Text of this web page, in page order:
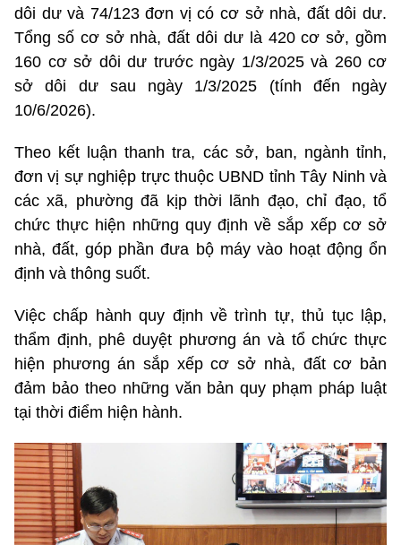
dôi dư và 74/123 đơn vị có cơ sở nhà, đất dôi dư.
Tổng số cơ sở nhà, đất dôi dư là 420 cơ sở, gồm
160 cơ sở dôi dư trước ngày 1/3/2025 và 260 cơ
sở dôi dư sau ngày 1/3/2025 (tính đến ngày
10/6/2026).
Theo kết luận thanh tra, các sở, ban, ngành tỉnh,
đơn vị sự nghiệp trực thuộc UBND tỉnh Tây Ninh và
các xã, phường đã kịp thời lãnh đạo, chỉ đạo, tổ
chức thực hiện những quy định về sắp xếp cơ sở
nhà, đất, góp phần đưa bộ máy vào hoạt động ổn
định và thông suốt.
Việc chấp hành quy định về trình tự, thủ tục lập,
thẩm định, phê duyệt phương án và tổ chức thực
hiện phương án sắp xếp cơ sở nhà, đất cơ bản
đảm bảo theo những văn bản quy phạm pháp luật
tại thời điểm hiện hành.